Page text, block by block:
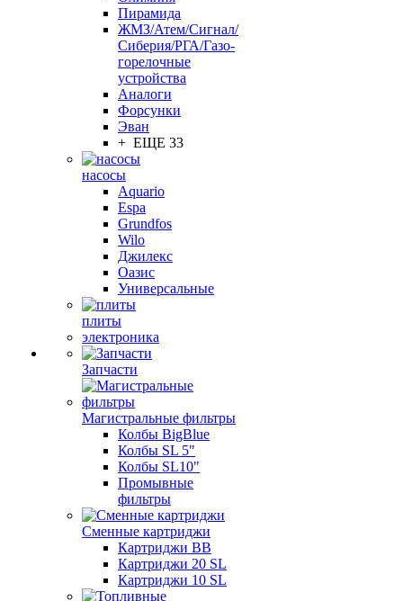
Пирамида
ЖМЗ/Атем/Сигнал/
Сиберия/РГА/Газо-
горелочные
устройства
Aналоги
Форсунки
Эван
+ ЕЩЕ 33
насосы
Aquario
Espa
Grundfos
Wilo
Джилекс
Оазис
Универсальные
плиты
электроника
Запчасти
Магистральные фильтры
Колбы BigBlue
Колбы SL 5"
Колбы SL10"
Промывные
фильтры
Сменные картриджи
Картриджи BB
Картриджи 20 SL
Картриджи 10 SL